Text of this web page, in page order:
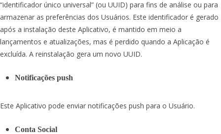
“identificador único universal” (ou UUID) para fins de análise ou para
armazenar as preferências dos Usuários. Este identificador é gerado
após a instalação deste Aplicativo, é mantido em meio a
lançamentos e atualizações, mas é perdido quando a Aplicação é
excluída. A reinstalação gera um novo UUID.
Notificações push
Este Aplicativo pode enviar notificações push para o Usuário.
Conta Social